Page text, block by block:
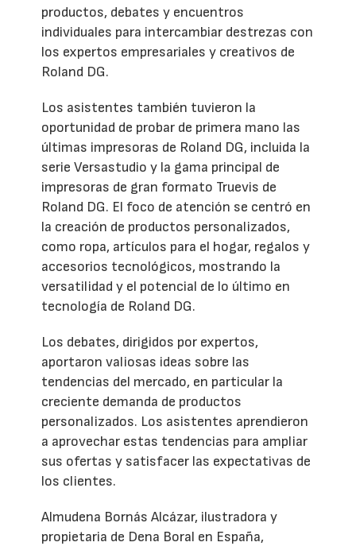
productos, debates y encuentros
individuales para intercambiar destrezas con
los expertos empresariales y creativos de
Roland DG.
Los asistentes también tuvieron la
oportunidad de probar de primera mano las
últimas impresoras de Roland DG, incluida la
serie Versastudio y la gama principal de
impresoras de gran formato Truevis de
Roland DG. El foco de atención se centró en
la creación de productos personalizados,
como ropa, artículos para el hogar, regalos y
accesorios tecnológicos, mostrando la
versatilidad y el potencial de lo último en
tecnología de Roland DG.
Los debates, dirigidos por expertos,
aportaron valiosas ideas sobre las
tendencias del mercado, en particular la
creciente demanda de productos
personalizados. Los asistentes aprendieron
a aprovechar estas tendencias para ampliar
sus ofertas y satisfacer las expectativas de
los clientes.
Almudena Bornás Alcázar, ilustradora y
propietaria de Dena Boral en España,